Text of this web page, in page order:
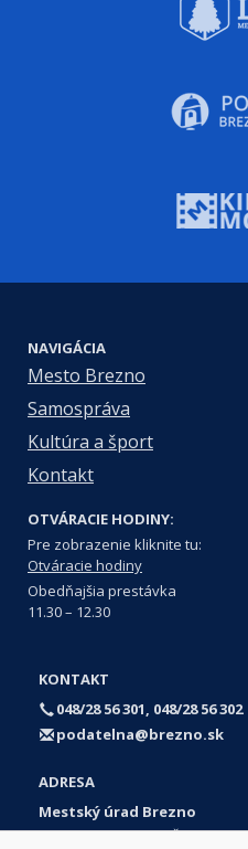
NAVIGÁCIA
Mesto Brezno
Samospráva
Kultúra a šport
Kontakt
OTVÁRACIE HODINY:
Pre zobrazenie kliknite tu:
Otváracie hodiny
Obedňajšia prestávka
11.30 – 12.30
KONTAKT
048/28 56 301, 048/28 56 302
podatelna@brezno.sk
ADRESA
Mestský úrad Brezno
Námestie gen. M. R. Štefánika 1